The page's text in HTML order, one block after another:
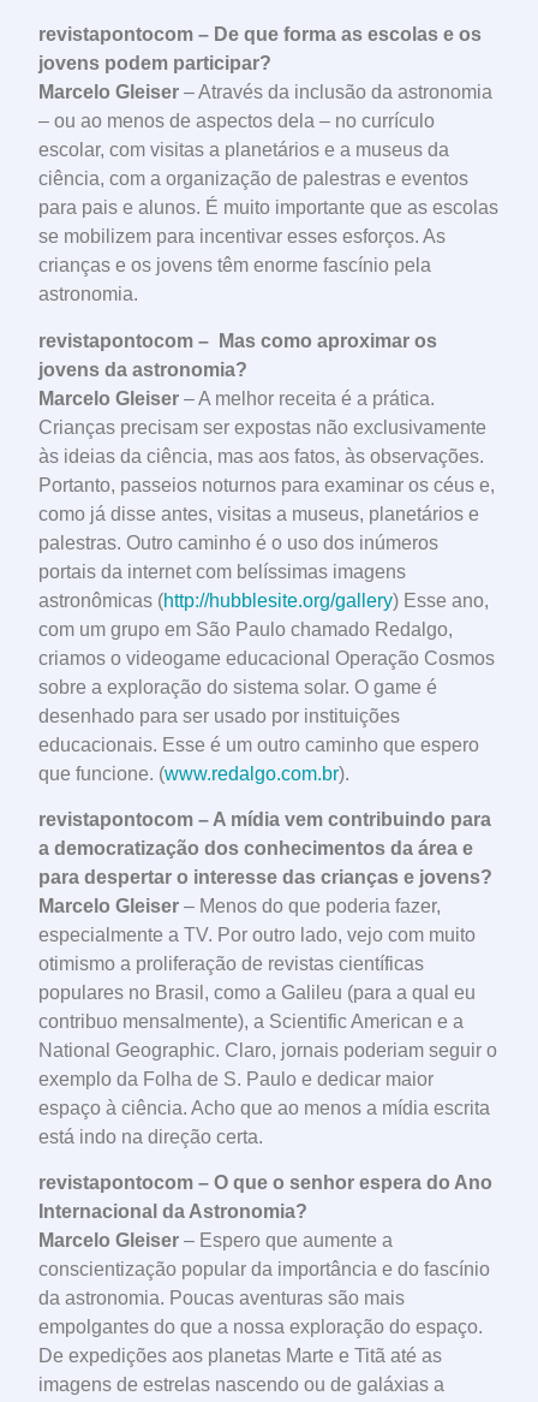
revistapontocom – De que forma as escolas e os
jovens podem participar?
Marcelo Gleiser – Através da inclusão da astronomia
– ou ao menos de aspectos dela – no currículo
escolar, com visitas a planetários e a museus da
ciência, com a organização de palestras e eventos
para pais e alunos. É muito importante que as escolas
se mobilizem para incentivar esses esforços. As
crianças e os jovens têm enorme fascínio pela
astronomia.
revistapontocom – Mas como aproximar os
jovens da astronomia?
Marcelo Gleiser – A melhor receita é a prática.
Crianças precisam ser expostas não exclusivamente
às ideias da ciência, mas aos fatos, às observações.
Portanto, passeios noturnos para examinar os céus e,
como já disse antes, visitas a museus, planetários e
palestras. Outro caminho é o uso dos inúmeros
portais da internet com belíssimas imagens
astronômicas (http://hubblesite.org/gallery) Esse ano,
com um grupo em São Paulo chamado Redalgo,
criamos o videogame educacional Operação Cosmos
sobre a exploração do sistema solar. O game é
desenhado para ser usado por instituições
educacionais. Esse é um outro caminho que espero
que funcione. (www.redalgo.com.br).
revistapontocom – A mídia vem contribuindo para
a democratização dos conhecimentos da área e
para despertar o interesse das crianças e jovens?
Marcelo Gleiser – Menos do que poderia fazer,
especialmente a TV. Por outro lado, vejo com muito
otimismo a proliferação de revistas científicas
populares no Brasil, como a Galileu (para a qual eu
contribuo mensalmente), a Scientific American e a
National Geographic. Claro, jornais poderiam seguir o
exemplo da Folha de S. Paulo e dedicar maior
espaço à ciência. Acho que ao menos a mídia escrita
está indo na direção certa.
revistapontocom – O que o senhor espera do Ano
Internacional da Astronomia?
Marcelo Gleiser – Espero que aumente a
conscientização popular da importância e do fascínio
da astronomia. Poucas aventuras são mais
empolgantes do que a nossa exploração do espaço.
De expedições aos planetas Marte e Titã até as
imagens de estrelas nascendo ou de galáxias a